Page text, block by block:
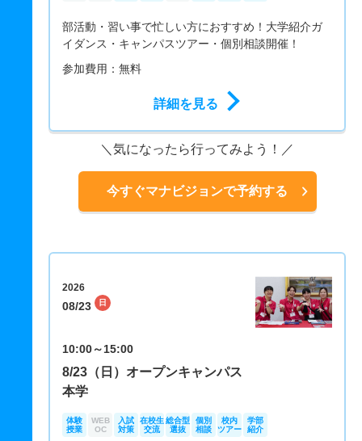
部活動・習い事で忙しい方におすすめ！大学紹介ガ
イダンス・キャンパスツアー・個別相談開催！
参加費用：無料
詳細を見る
気になったら行ってみよう！
今すぐマナビジョンで予約する
2026
08/23 日
10:00～15:00
8/23（日）オープンキャンパス
本学
体験
授業
WEB
OC
入試
対策
在校生
交流
総合型
選抜
個別
相談
校内
ツアー
学部
紹介